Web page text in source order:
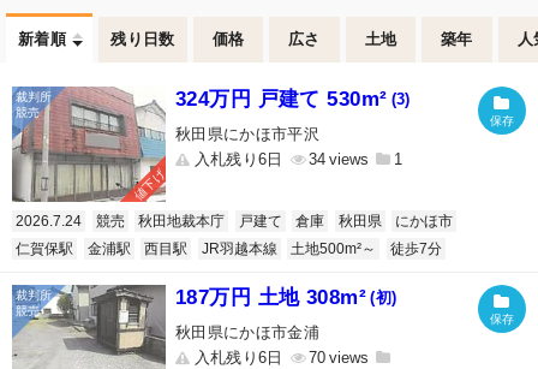
新着順 残り日数 価格 広さ 土地 築年 人
値下げ
324万円 戸建て 530m² (3)
秋田県にかほ市平沢
入札残り6日
34 1
2026.7.24 競売 秋田地裁本庁 戸建て 倉庫 秋田県
にかほ市
仁賀保駅
金浦駅 西目駅 JR羽越本線 土地500m²～ 徒歩7分
187万円 土地 308m² (初)
秋田県にかほ市金浦
入札残り6日
70